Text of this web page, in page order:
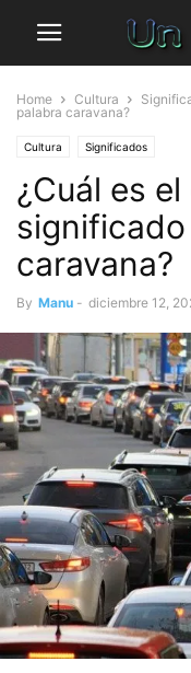
Home Cultura
palabra caravana?
Cultura Significados
¿Cuál es
caravana?
By Manu - diciembre 12,